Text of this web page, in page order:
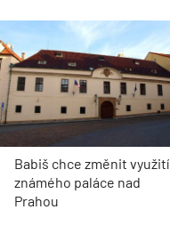
Babiš chce změnit využití
známého paláce nad
Prahou